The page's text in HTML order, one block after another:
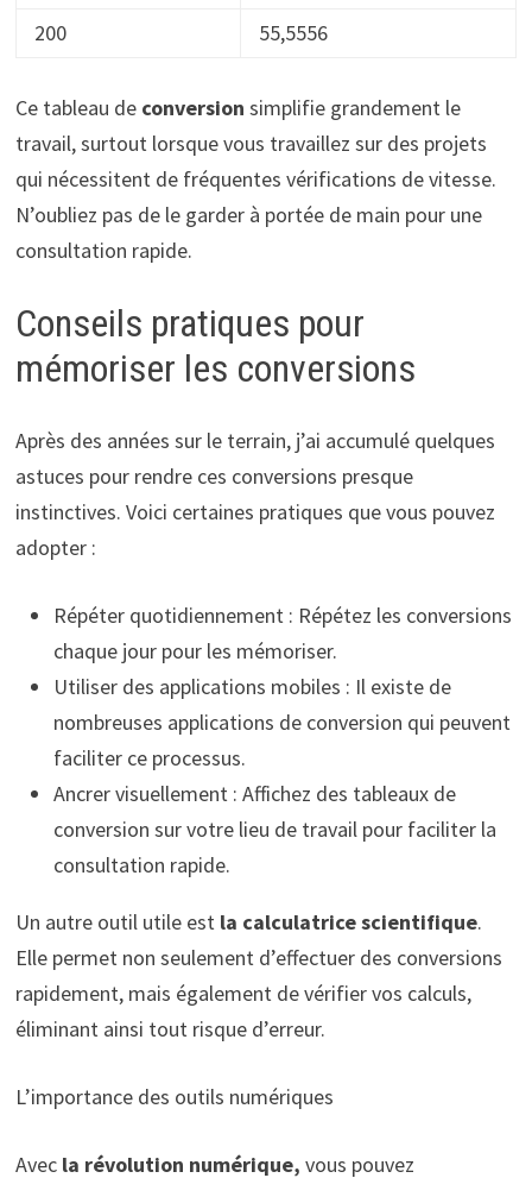
200
55,5556
Ce tableau de conversion simplifie grandement le
travail, surtout lorsque vous travaillez sur des projets
qui nécessitent de fréquentes vérifications de vitesse.
N’oubliez pas de le garder à portée de main pour une
consultation rapide.
Conseils pratiques pour
mémoriser les conversions
Après des années sur le terrain, j’ai accumulé quelques
astuces pour rendre ces conversions presque
instinctives. Voici certaines pratiques que vous pouvez
adopter :
Répéter quotidiennement : Répétez les conversions
chaque jour pour les mémoriser.
Utiliser des applications mobiles : Il existe de
nombreuses applications de conversion qui peuvent
faciliter ce processus.
Ancrer visuellement : Affichez des tableaux de
conversion sur votre lieu de travail pour faciliter la
consultation rapide.
Un autre outil utile estla calculatrice scientifique.
Elle permet non seulement d’effectuer des conversions
rapidement, mais également de vérifier vos calculs,
éliminant ainsi tout risque d’erreur.
L’importance des outils numériques
Avecla révolution numérique, vous pouvez